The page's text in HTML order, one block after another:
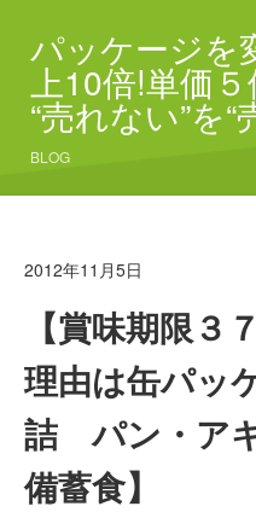
パッケージを
上10倍!単価５
“売れない”を“
BLOG
2012年11月5日
【賞味期限３
理由は缶パッ
詰 パン・ア
備蓄食】